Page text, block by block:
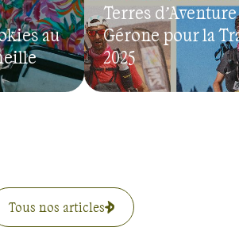
au
Terres d’Aventure
Gérone pour la
2025
Tous nos articles